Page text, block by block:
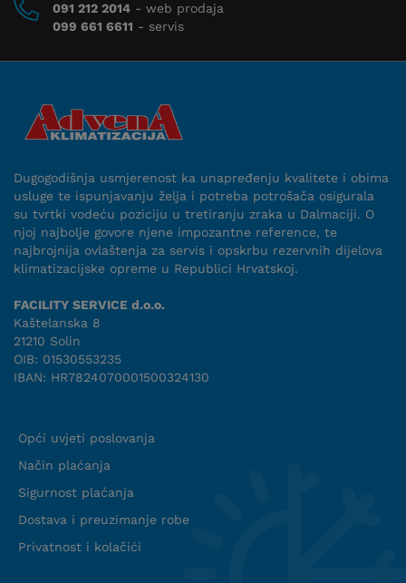
091 212 2014 - web prodaja
099 661 6611 - servis
Dugogodišnja usmjerenost ka unapređenju kvalitete i obima
usluge te ispunjavanju želja i potreba potrošača osigurala
su tvrtki vodeću poziciju u tretiranju zraka u Dalmaciji. O
njoj najbolje govore njene impozantne reference, te
najbrojnija ovlaštenja za servis i opskrbu rezervnih dijelova
klimatizacijske opreme u Republici Hrvatskoj.
FACILITY SERVICE d.o.o.
Kaštelanska 8
21210 Solin
OIB: 01530553235
IBAN: HR7824070001500324130
Opći uvjeti poslovanja
Način plaćanja
Sigurnost plaćanja
Dostava i preuzimanje robe
Privatnost i kolačići